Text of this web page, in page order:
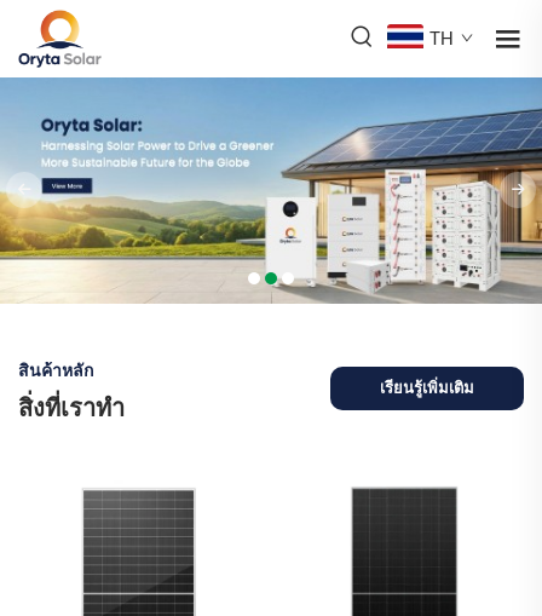
TH
สินค้าหลัก
สิ่งที่เราทำ
เรียนรู้เพิ่มเติม